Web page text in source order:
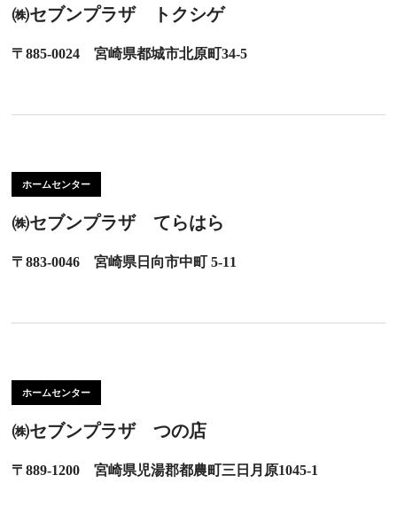
㈱セブンプラザ トクシゲ
〒885-0024 宮崎県都城市北原町34-5
ホームセンター
㈱セブンプラザ てらはら
〒883-0046 宮崎県日向市中町 5-11
ホームセンター
㈱セブンプラザ つの店
〒889-1200 宮崎県児湯郡都農町三日月原1045-1